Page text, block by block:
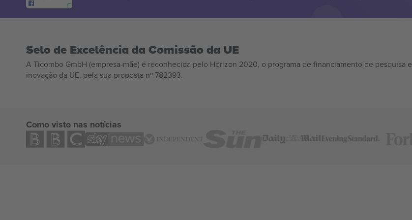
Selo de Excelência da Comissão da UE
A Ticombo GmbH (empresa-mãe) é reconhecida pelo Horizon 2020, o programa de financiamento de pesquisa e
inovação da UE, pela sua proposta nº 782393.
Como visto nas notícias